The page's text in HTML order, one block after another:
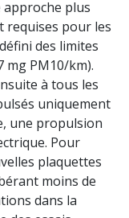
approche plus
requises pour les
des limites
mg PM10/km).
à tous les
uniquement
une propulsion
Pour
plaquettes
moins de
dans la